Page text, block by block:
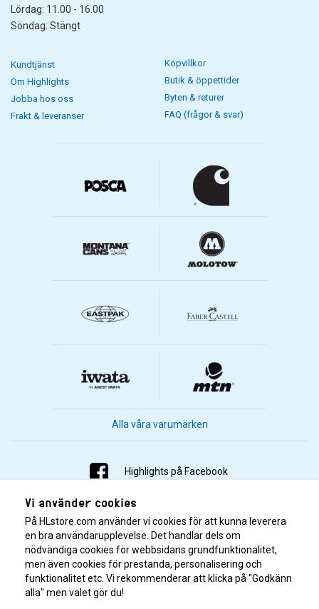
Lördag: 11.00 - 16.00
Söndag: Stängt
Kundtjänst
Om Highlights
Jobba hos oss
Frakt & leveranser
Köpvillkor
Butik & öppettider
Byten & returer
FAQ (frågor & svar)
Alla våra varumärken
Highlights på Facebook
Highlights på Instagram
Highlights på Youtube
Highlights på Tiktok
Vi använder cookies
På HLstore.com använder vi cookies för att kunna leverera
en bra användarupplevelse. Det handlar dels om
nödvändiga cookies för webbsidans grundfunktionalitet,
men även cookies för prestanda, personalisering och
funktionalitet etc. Vi rekommenderar att klicka på "Godkänn
alla" men valet gör du!